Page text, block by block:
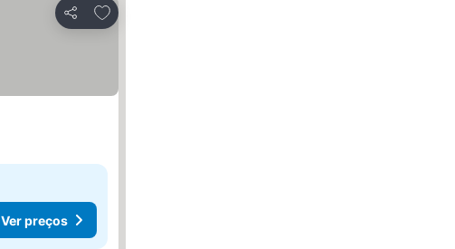
Partilhar
Adicionar aos favoritos
Ver preços